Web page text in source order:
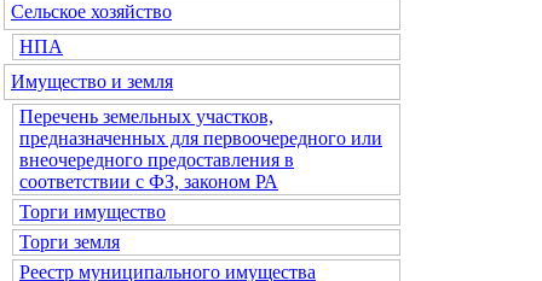
Сельское хозяйство
НПА
Имущество и земля
Перечень земельных участков,
предназначенных для первоочередного или
внеочередного предоставления в
соответствии с ФЗ, законом РА
Торги имущество
Торги земля
Реестр муниципального имущества